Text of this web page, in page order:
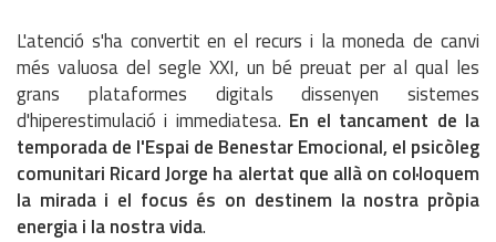
L'atenció s'ha convertit en el recurs i la moneda de canvi
més valuosa del segle XXI, un bé preuat per al qual les
grans plataformes digitals dissenyen sistemes
d'hiperestimulació i immediatesa. En el tancament de la
temporada de l'Espai de Benestar Emocional, el psicòleg
comunitari Ricard Jorge ha alertat que allà on col·loquem
la mirada i el focus és on destinem la nostra pròpia
energia i la nostra vida.